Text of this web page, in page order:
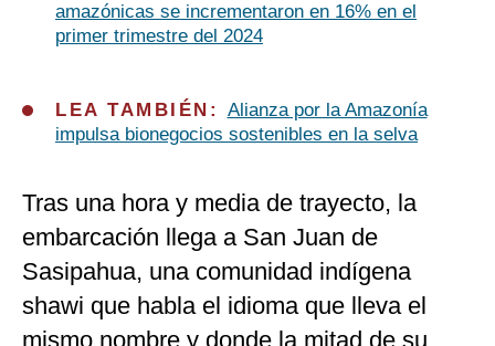
amazónicas se incrementaron en 16% en el
primer trimestre del 2024
LEA TAMBIÉN: Alianza por la Amazonía
impulsa bionegocios sostenibles en la selva
Tras una hora y media de trayecto, la
embarcación llega a San Juan de
Sasipahua, una comunidad indígena
shawi que habla el idioma que lleva el
mismo nombre y donde la mitad de su